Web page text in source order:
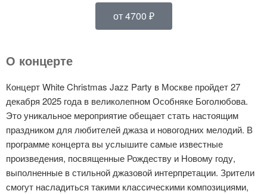
от 4700 ₽
О концерте
Концерт White Christmas Jazz Party в Москве пройдет 27
декабря 2025 года в великолепном Особняке Боголюбова.
Это уникальное мероприятие обещает стать настоящим
праздником для любителей джаза и новогодних мелодий. В
программе концерта вы услышите самые известные
произведения, посвященные Рождеству и Новому году,
выполненные в стильной джазовой интерпретации. Зрители
смогут насладиться такими классическими композициями,